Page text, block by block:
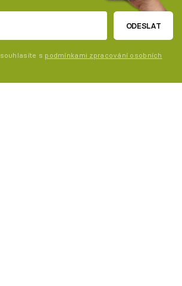
ODESLAT
s podmínkami zpracování osobních